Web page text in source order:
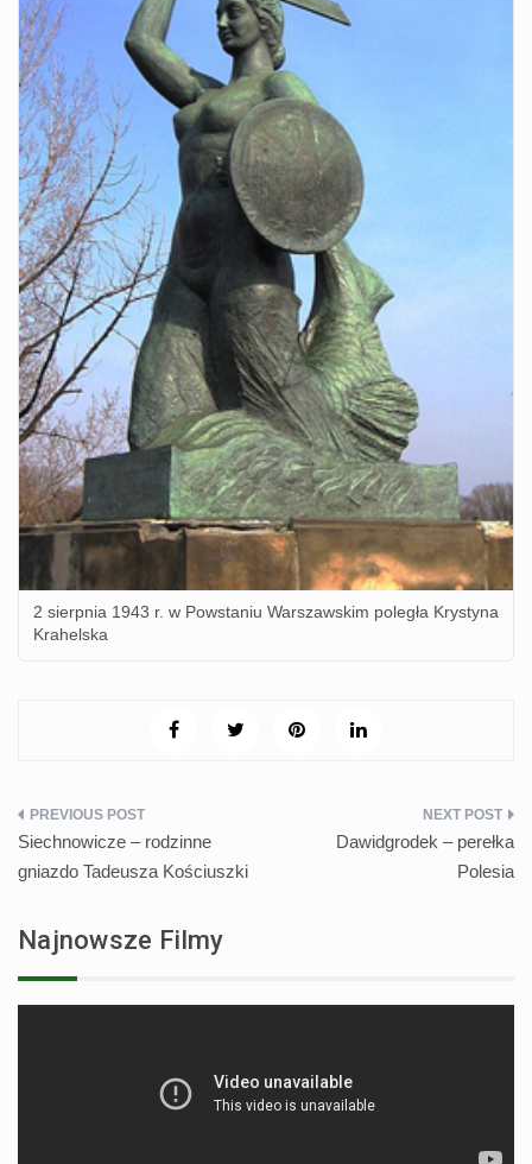
2 sierpnia 1943 r. w Powstaniu Warszawskim poległa Krystyna
Krahelska
Nawigacja
wpisu
Siechnowicze – rodzinne
gniazdo Tadeusza Kościuszki
Dawidgrodek – perełka
Polesia
Najnowsze Filmy